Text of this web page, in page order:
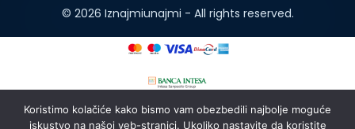
© 2026 Iznajmiunajmi - All rights reserved.
Koristimo kolačiće kako bismo vam obezbedili najbolje moguće
iskustvo na našoj veb-stranici. Ukoliko nastavite da koristite